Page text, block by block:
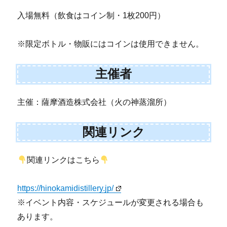
入場無料（飲食はコイン制・1枚200円）
※限定ボトル・物販にはコインは使用できません。
主催者
主催：薩摩酒造株式会社（火の神蒸溜所）
関連リンク
関連リンクはこちら
https://hinokamidistillery.jp/
※イベント内容・スケジュールが変更される場合も
あります。